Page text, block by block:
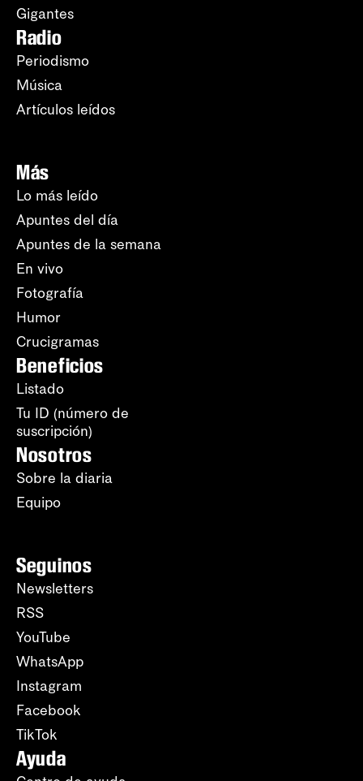
Gigantes
Radio
Periodismo
Música
Artículos leídos
Más
Lo más leído
Apuntes del día
Apuntes de la semana
En vivo
Fotografía
Humor
Crucigramas
Beneficios
Listado
Tu ID (número de
suscripción)
Nosotros
Sobre la diaria
Equipo
Seguinos
Newsletters
RSS
YouTube
WhatsApp
Instagram
Facebook
TikTok
Ayuda